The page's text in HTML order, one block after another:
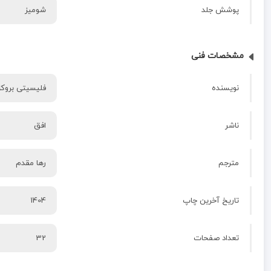
پوشش جلد شومیز
مشخصات فنی
نویسنده فلیسیتی
ناشر افق
مترجم رها مقدم
تاریخ آخرین چاپ 1404
تعداد صفحات 32